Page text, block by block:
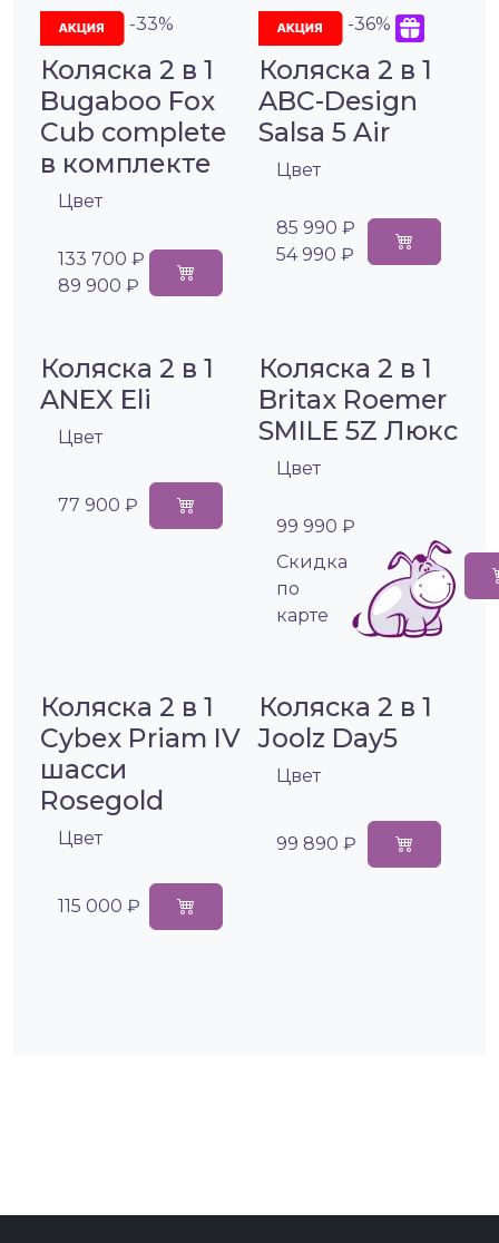
-33%
Коляска 2 в 1
Bugaboo Fox
Cub complete
в комплекте
Цвет
133 700 ₽
89 900 ₽
-36%
Коляска 2 в 1
ABC-Design
Salsa 5 Air
Цвет
85 990 ₽
54 990 ₽
Коляска 2 в 1
ANEX Eli
Цвет
77 900 ₽
Коляска 2 в 1
Britax Roemer
SMILE 5Z Люкс
Цвет
99 990 ₽
Cкидка
по
карте
Коляска 2 в 1
Cybex Priam IV
шасси
Rosegold
Цвет
115 000 ₽
Коляска 2 в 1
Joolz Day5
Цвет
99 890 ₽